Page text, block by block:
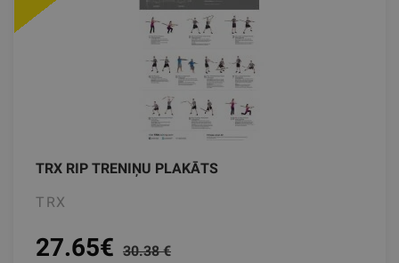
TRX RIP TRENIŅU PLAKĀTS
TRX
27.65€ 30.38 €